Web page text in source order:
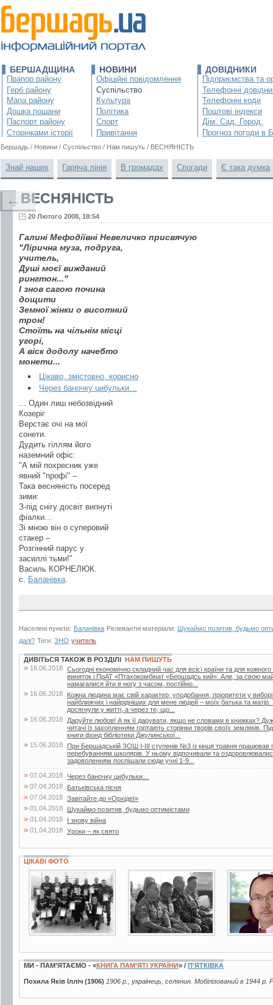
БЕРШАДЩИНА
Прапор району
Герб району
Мапа району
Дошка пошани
Паспорт району
Сторінками історії
НОВИНИ
Офіційні повідомлення
Суспільство
Культура
Політика
Спорт
Привітання
ДОВІДНИКИ
Підприємства та
Телефонні
Телефонні коди
Поштові індекси
Дім. Сад. Город.
Прогноз погоди в
Бершадь / Новини / Суспільство / Нам пишуть / ВЕСНЯНІСТЬ
Знай наших Гаряча лінія В громадах Спогади Є така думка
ВЕСНЯНІСТЬ
20 Лютого 2008, 18:54
Галині Мефодіївні Невеличко присвячую
"Лірична муза, подруга,
учитель,
Душі моєї вижданий
рингтон..."
І знов сагою почина
дощити
Земної жінки о висотний
трон!
Стоїть на чільнім місці
угорі,
А віск додолу начебто
монети...
Цікаво, змістовно, корисно
Через баночку цибульки…
... Один лиш небозвідний
Козеріг
Верстає очі на мої
сонети.
Дудить гіллям його
наземний офіс:
"А мій похресник уже
явний "профі" –
Така весняність посеред
зими:
З-під снігу досвіт випнуті
фіалки...
Зі мною він о суперовий
стакер –
Розгінний парус у
засиллі тьми!"
Василь КОРНЕЛЮК.
с. Баланівка
Населені пункти: Баланівка Релевантні матеріали: Шукаймо позитив, будьмо
далі? Теги: ЗНО учитель
←
ДИВІТЬСЯ ТАКОЖ В РОЗДІЛІ НАМ ПИШУТЬ
» 16.06.2018 Сьогодні економічно складний час для всієї країни та для
виняток і ПрАТ «Птахокомбінат «Бершадсь кий». Але, за свою
намагалися йти в ногу з часом, постійно...
» 16.06.2018
Кожна людина має свій характер, уподобання, пріоритети у
найближчих і найрідніших для мене людей – моїх батька та
досягнули у житті, а через те, що...
» 16.06.2018
Даруйте любов! А як її дарувати, якщо не словами в книжках?
читачі із захопленням гортають сторінки творів своїх земляків.
книги фонд бібліотеки Джулинської...
» 15.06.2018
При Бершадській ЗОШ І-ІІІ ступенів №3 із кінця травня
перебуванням школярів. У ньому відпочивали та
задоволенням поспішали сюди учні 1-9...
» 07.04.2018 Через баночку цибульки…
» 07.04.2018 Батьківська пісня
» 07.04.2018 Завітайте до «Орхідеї»
» 01.04.2018 Шукаймо позитив, будьмо оптимістами
» 01.04.2018 І знову війна
» 01.04.2018 Уроки – як свято
ЦІКАВІ ФОТО
2 фото 2 фото 2 фото
МИ - ПАМ’ЯТАЄМО - «КНИГА ПАМ’ЯТІ УКРАЇНИ» / П'ЯТКІВКА
Похила Яків Ілліч (1906) 1906 р., українець, селянин. Мобілізований в 1944